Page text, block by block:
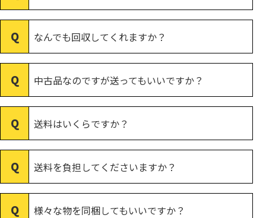
なんでも回収してくれますか？
中古品なのですが送ってもいいですか？
送料はいくらですか？
送料を負担してくださいますか？
様々な物を同梱してもいいですか？